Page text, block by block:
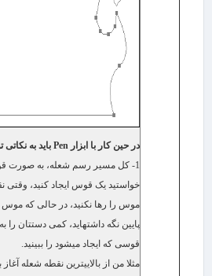
در حین کار با ابزارPen باید به نکاتی
1- کل مسیر رسم شعله، به صورت
خواستید یک قوس ایجاد کنید، وقتی
موس را رها نکنید، در حالی که موس
پایین نگه داشته​اید، کمی دستتان را به
قوسی که ایجاد می​شود را ببینید.
مثلا من از بالایی​ترین نقطه شعله